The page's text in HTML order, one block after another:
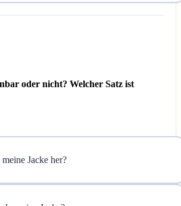
oder nicht? Welcher Satz ist
Jacke her?